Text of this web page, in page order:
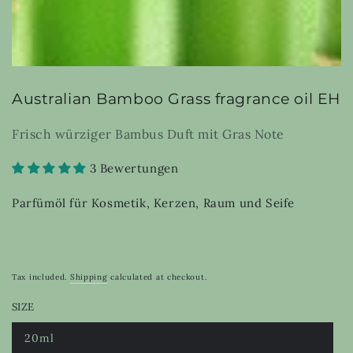
Australian Bamboo Grass fragrance oil EH
Frisch würziger Bambus Duft mit Gras Note
3 Bewertungen
Parfümöl für Kosmetik, Kerzen, Raum und Seife
Tax included. Shipping calculated at checkout.
SIZE
20ml
Variant